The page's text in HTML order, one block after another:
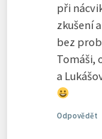
při
zkušení
bez
Tomáši,
a
Odpovědět